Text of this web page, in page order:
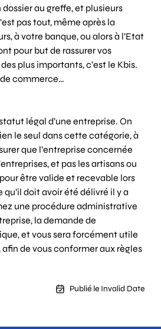
au greffe, et plusieurs
pas tout, même après la
à votre banque, ou alors à l’Etat
pour but de rassurer vos
plus importants, c’est le Kbis.
de commerce…
légal d’une entreprise. On
le seul dans cette catégorie, à
que l’entreprise concernée
et pas les artisans ou
être valide et recevable lors
doit avoir été délivré il y a
une procédure administrative
la demande de
et vous sera forcément utile
de vous conformer aux règles
Publié le Invalid Date